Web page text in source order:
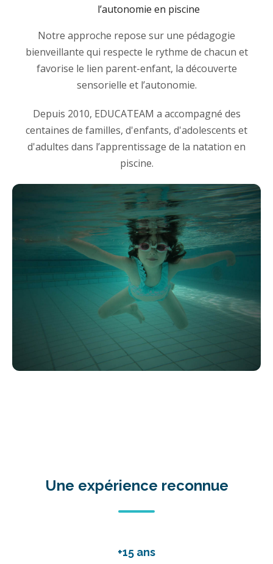
l’autonomie en piscine
Notre approche repose sur une pédagogie
bienveillante qui respecte le rythme de chacun et
favorise le lien parent-enfant, la découverte
sensorielle et l’autonomie.
Depuis 2010, EDUCATEAM a accompagné des
centaines de familles, d'enfants, d'adolescents et
d'adultes dans l’apprentissage de la natation en
piscine.
Une expérience reconnue
+15 ans